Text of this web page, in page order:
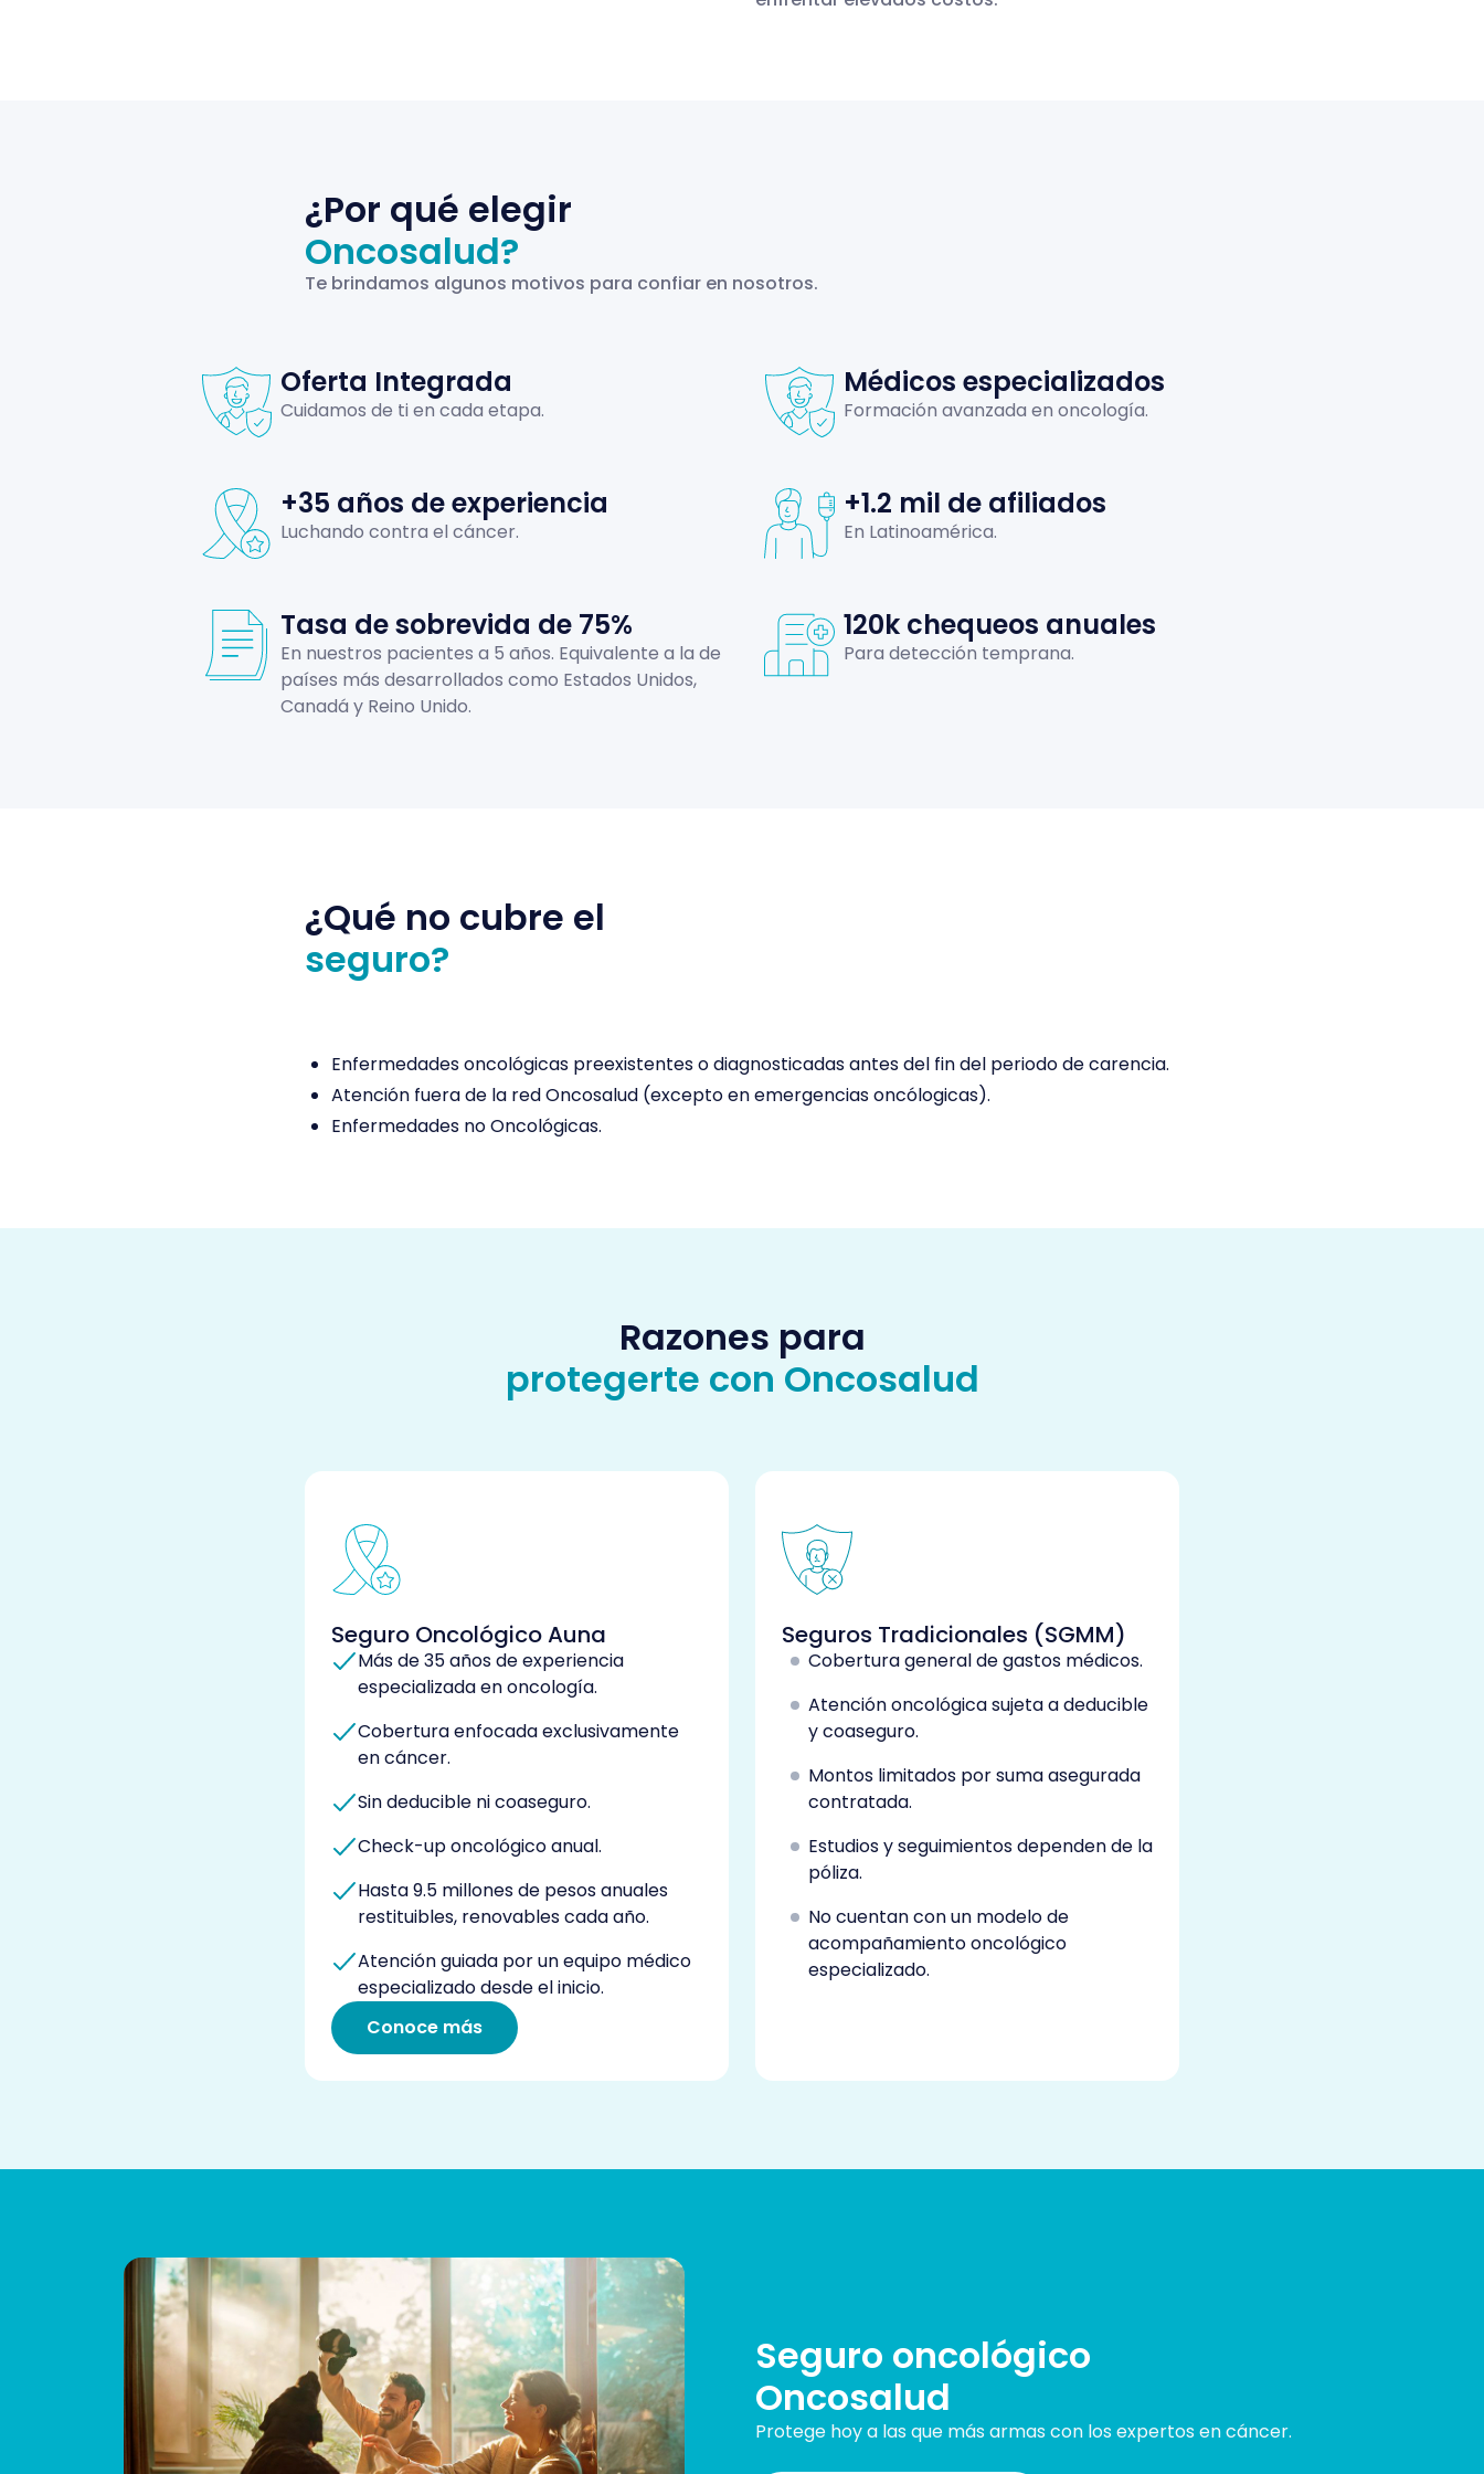
¿Por qué elegir
Oncosalud?
Te brindamos algunos motivos para confiar en nosotros.
Oferta Integrada
Cuidamos de ti en cada etapa.
Médicos especializados
Formación avanzada en oncología.
+35 años de experiencia
Luchando contra el cáncer.
+1.2 mil de afiliados
En Latinoamérica.
Tasa de sobrevida de 75%
En nuestros pacientes a 5 años. Equivalente a la de
países más desarrollados como Estados Unidos,
Canadá y Reino Unido.
120k chequeos anuales
Para detección temprana.
¿Qué no cubre el
seguro?
Enfermedades oncológicas preexistentes o diagnosticadas antes del fin del periodo de carencia.
Atención fuera de la red Oncosalud (excepto en emergencias oncólogicas).
Enfermedades no Oncológicas.
Razones para
protegerte con Oncosalud
Seguro Oncológico Auna
Más de 35 años de experiencia
especializada en oncología.
Cobertura enfocada exclusivamente
en cáncer.
Sin deducible ni coaseguro.
Check-up oncológico anual.
Hasta 9.5 millones de pesos anuales
restituibles, renovables cada año.
Atención guiada por un equipo médico
especializado desde el inicio.
Conoce más
Seguros Tradicionales (SGMM)
Cobertura general de gastos médicos.
Atención oncológica sujeta a deducible
y coaseguro.
Montos limitados por suma asegurada
contratada.
Estudios y seguimientos dependen de la
póliza.
No cuentan con un modelo de
acompañamiento oncológico
especializado.
Seguro oncológico
Oncosalud
Protege hoy a las que más armas con los expertos en cáncer.